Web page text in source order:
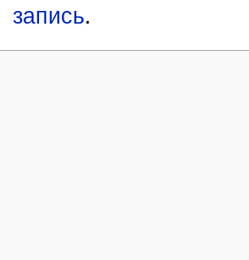
запись.